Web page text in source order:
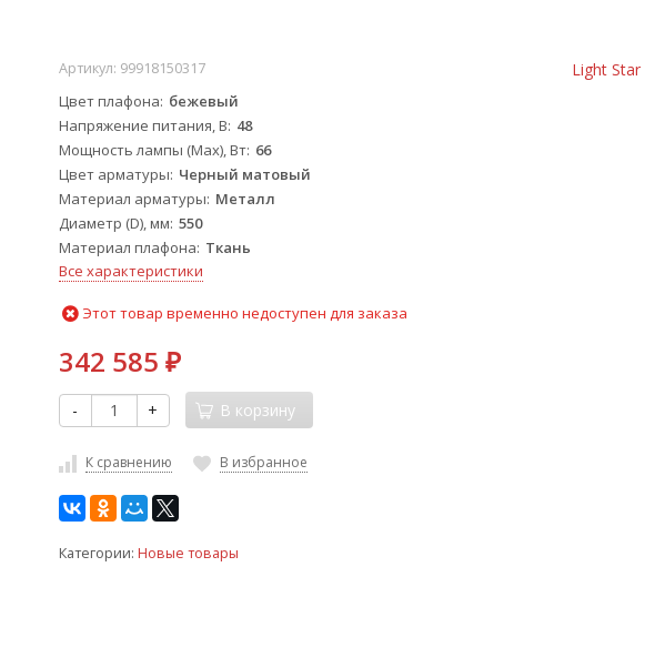
Light Star
Артикул: 99918150317
Цвет плафона бежевый
Напряжение питания, В 48
Мощность лампы (Max), Вт 66
Цвет арматуры Черный матовый
Материал арматуры Металл
Диаметр (D), мм 550
Материал плафона Ткань
Все характеристики
Этот товар временно недоступен для заказа
342 585 ₽
- + В корзину
К сравнению В избранное
Категории: Новые товары